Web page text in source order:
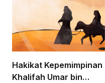
Hakikat Kepemimpinan
Khalifah Umar bin